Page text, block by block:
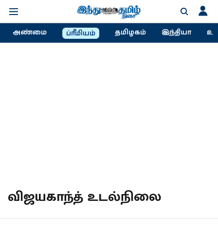
அண்மை ப்ரீமியம் தமிழகம் இந்தியா
விஜயகாந்த் உடல்நிலை